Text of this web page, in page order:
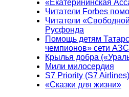
«Екатерининская
Читатели Forbes
Читатели
Русфонда
Помощь детям
чемпионов» сети
Крылья добра
Мили милосердия
S7 Priority (S7 Airlines)
«Сказки для жизни»